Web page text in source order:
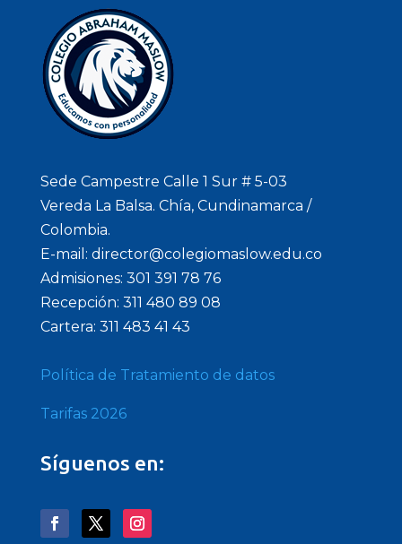
Sede Campestre Calle 1 Sur # 5-03
Vereda La Balsa. Chía, Cundinamarca /
Colombia.
E-mail: director@colegiomaslow.edu.co
Admisiones: 301 391 78 76
Recepción: 311 480 89 08
Cartera: 311 483 41 43
Política de Tratamiento de datos
Tarifas 2026
Síguenos en: